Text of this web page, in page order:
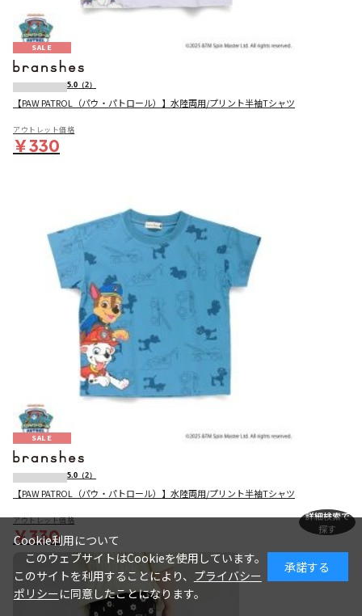
SALE
5.0 （2）
【PAW PATROL（パウ・パトロール）】水陸両用/プリント半袖Tシャツ
アウトレット価格
￥330
SALE
5.0 （2）
【PAW PATROL（パウ・パトロール）】水陸両用/プリント半袖Tシャツ
アウトレット価格
￥330
詳細検索で
探す
Cookie利用について
このウェブサイトはCookieを使用しています。
このサイトを利用することにより、 プライバシー
ポリシーに同意したことになります。
承諾する